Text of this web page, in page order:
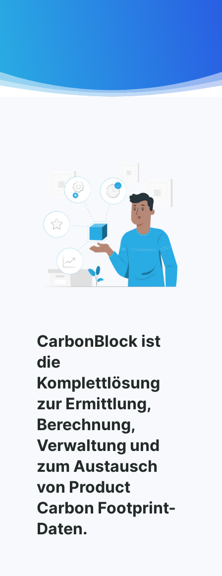
CarbonBlock ist
die
Komplettlösung
zur Ermittlung,
Berechnung,
Verwaltung und
zum Austausch
von Product
Carbon Footprint-
Daten.